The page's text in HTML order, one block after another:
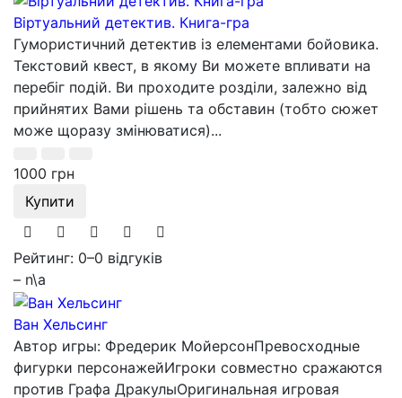
Віртуальний детектив. Книга-гра
Гумористичний детектив із елементами бойовика.
Текстовий квест, в якому Ви можете впливати на
перебіг подій. Ви проходите розділи, залежно від
прийнятих Вами рішень та обставин (тобто сюжет
може щоразу змінюватися)...
1000 грн
Купити
Рейтинг: 0–0 відгуків
– n\a
Ван Хельсинг
Автор игры: Фредерик МойерсонПревосходные
фигурки персонажейИгроки совместно сражаются
против Графа ДракулыОригинальная игровая